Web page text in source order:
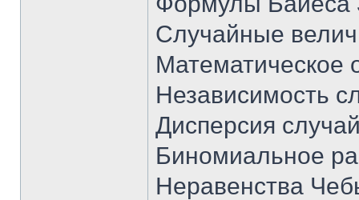
Случайные
Математическое
Независимость
Дисперсия
Биномиальное
Неравенства